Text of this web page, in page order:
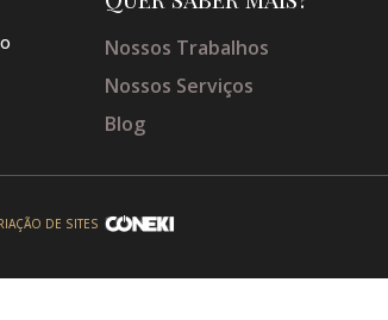
Nossos Trabalhos
Nossos Serviços
Blog
DE SITES